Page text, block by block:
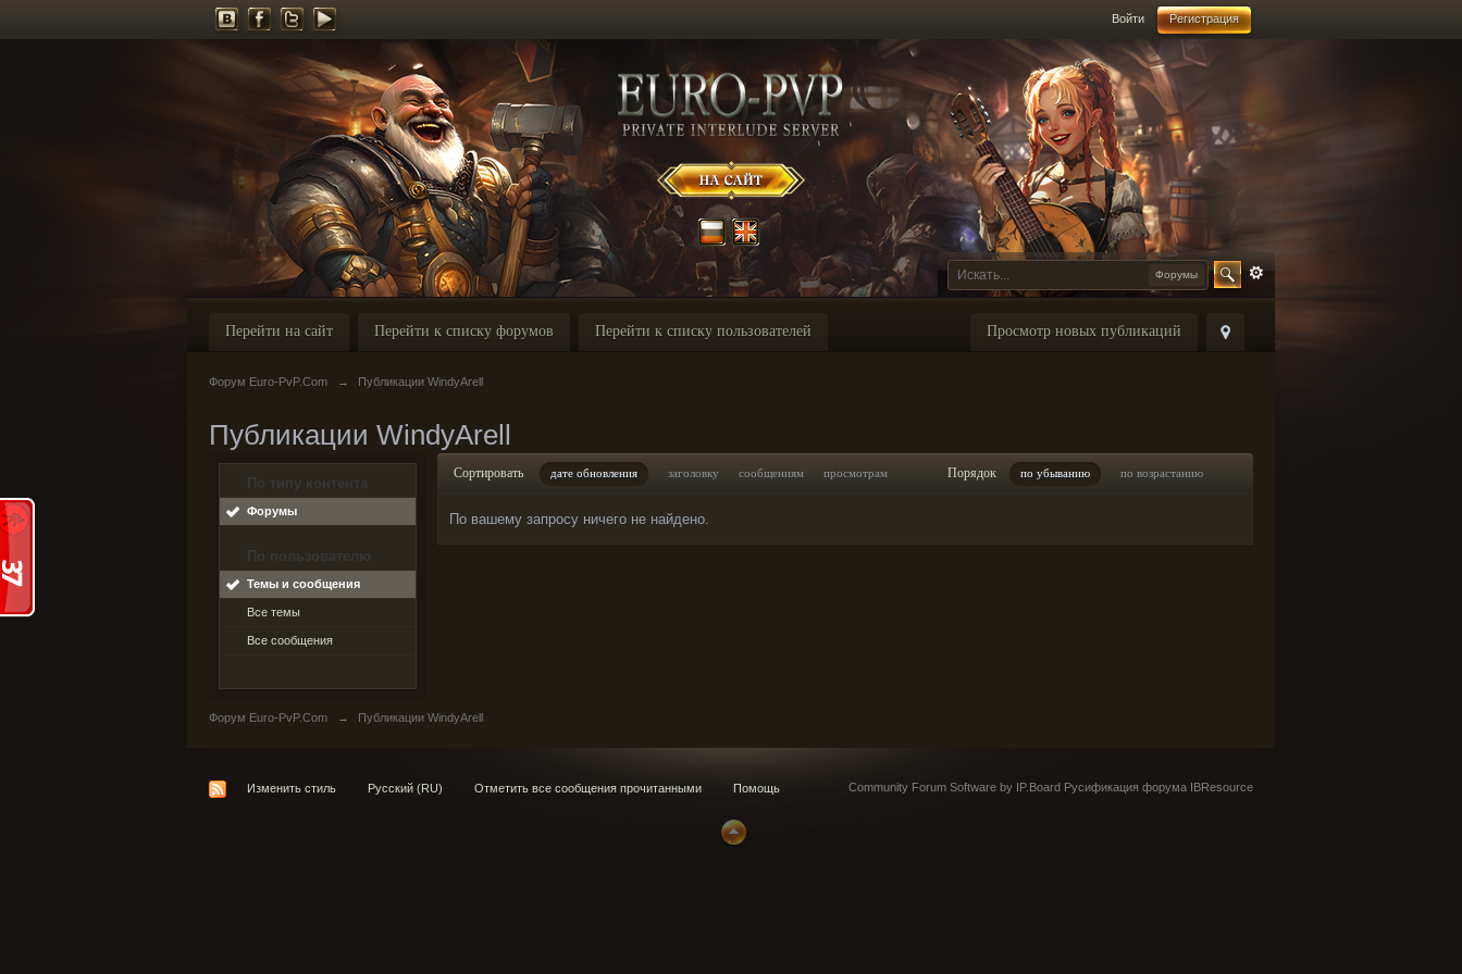
Войти Регистрация
Форумы
Просмотр новых публикаций
Перейти на сайт Перейти к списку форумов Перейти к списку пользователей
Форум Euro-PvP.Com → Публикации WindyArell
Публикации WindyArell
По типу контента
Форумы
По пользователю
Темы и сообщения
Все темы
Все сообщения
Сортировать дате обновления заголовку сообщениям просмотрам Порядок по убыванию по возрастанию
По вашему запросу ничего не найдено.
Форум Euro-PvP.Com → Публикации WindyArell
Изменить стиль Русский (RU) Отметить все сообщения прочитанными Помощь Community Forum Software by IP.Board Русификация форума IBResource